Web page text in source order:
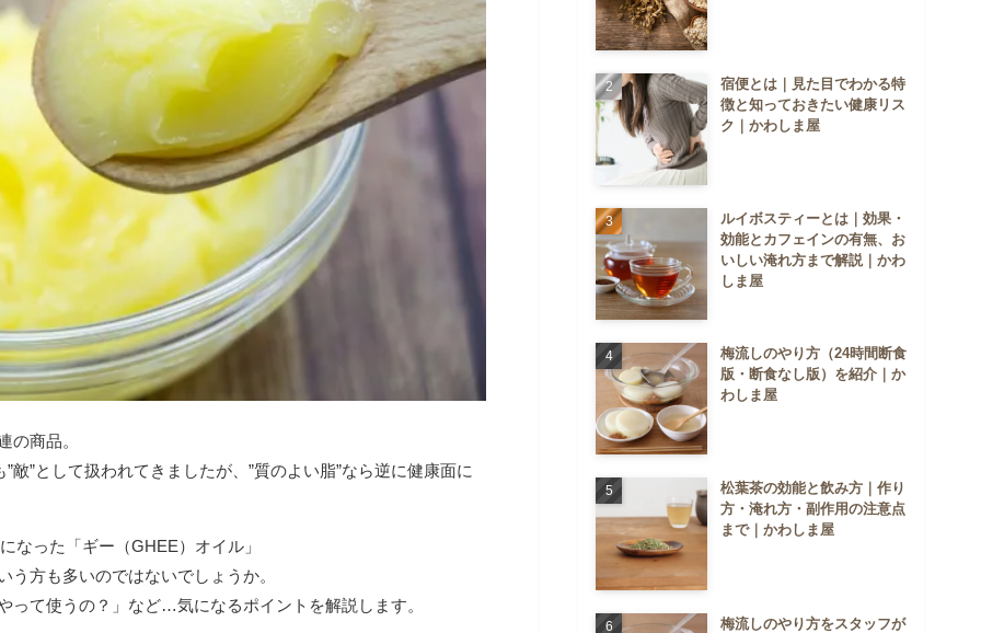
の商品。
敵”として扱われてきましたが、”質のよい脂”なら逆に健康面に
なった「ギー（GHEE）オイル」
方も多いのではないでしょうか。
て使うの？」など…気になるポイントを解説します。
宿便とは｜見た目でわかる特
徴と知っておきたい健康リス
ク｜かわしま屋
ルイボスティーとは｜効果・
効能とカフェインの有無、お
いしい淹れ方まで解説｜かわ
しま屋
梅流しのやり方（24時間断食
版・断食なし版）を紹介｜か
わしま屋
松葉茶の効能と飲み方｜作り
方・淹れ方・副作用の注意点
まで｜かわしま屋
梅流しのやり方をスタッフが